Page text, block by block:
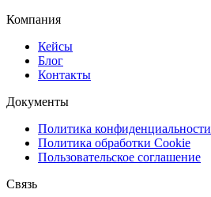
Компания
Кейсы
Блог
Контакты
Документы
Политика конфиденциальности
Политика обработки Cookie
Пользовательское соглашение
Связь